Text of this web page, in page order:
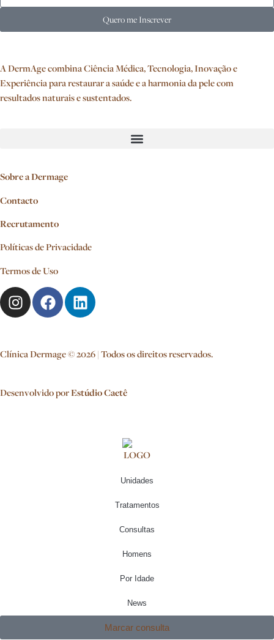
Quero me Inscrever
A DermAge combina Ciência Médica, Tecnologia, Inovação e
Experiência para restaurar a saúde e a harmonia da pele com
resultados naturais e sustentados.
Sobre a Dermage
Contacto
Recrutamento
Políticas de Privacidade
Termos de Uso
Clínica Dermage © 2026 | Todos os direitos reservados.
Desenvolvido porEstúdio Caetê
Unidades
Tratamentos
Consultas
Homens
Por Idade
News
Marcar consulta